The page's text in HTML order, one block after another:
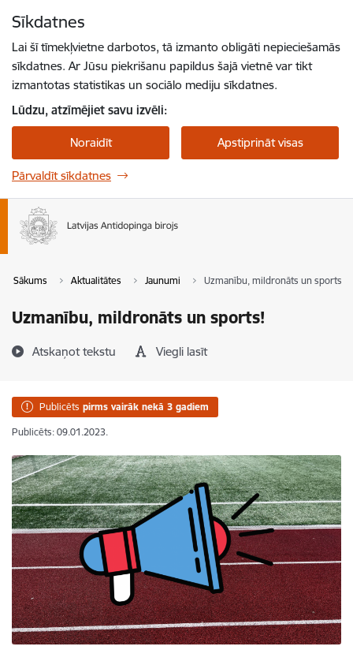
Sīkdatnes
Lai šī tīmekļvietne darbotos, tā izmanto obligāti nepieciešamās
sīkdatnes. Ar Jūsu piekrišanu papildus šajā vietnē var tikt
izmantotas statistikas un sociālo mediju sīkdatnes.
Lūdzu, atzīmējiet savu izvēli:
Noraidīt Apstiprināt visas
Pārvaldīt sīkdatnes
Sākums Aktualitātes Jaunumi Uzmanību, mildronāts un sports!
Uzmanību, mildronāts un sports!
Atskaņot tekstu Viegli lasīt
Publicēts pirms vairāk nekā 3 gadiem
Publicēts: 09.01.2023.